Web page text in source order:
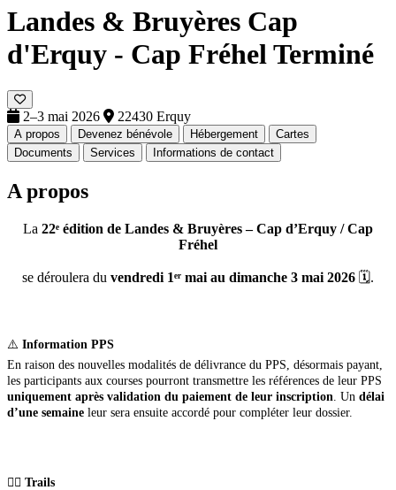
Landes & Bruyères Cap
d'Erquy - Cap FréhelTerminé
2–3 mai 2026 22430 Erquy
A propos Devenez bénévole Hébergement
Cartes
Documents
Services Informations de contact
A propos
La 22ᵉ édition de Landes & Bruyères – Cap d’Erquy / Cap
Fréhel
se déroulera du vendredi 1ᵉʳ mai au dimanche 3 mai 2026 🗓️.
⚠️ Information PPS
En raison des nouvelles modalités de délivrance du PPS, désormais payant,
les participants aux courses pourront transmettre les références de leur PPS
uniquement après validation du paiement de leur inscription . Un délai
d’une semaine leur sera ensuite accordé pour compléter leur dossier.
🏃‍♂️ Trails